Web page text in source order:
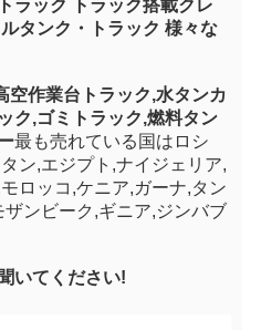
ラック トラック搭載クレ
タンク・トラック 様々な
空作業台トラック,水タンカ
ク,ゴミトラック,燃料タン
最も売れている国はロシ
ン,エジプト,ナイジェリア,
ロッコ,ケニア,ガーナ,タン
ンビーク,ギニア,ジンバブ
いてください!